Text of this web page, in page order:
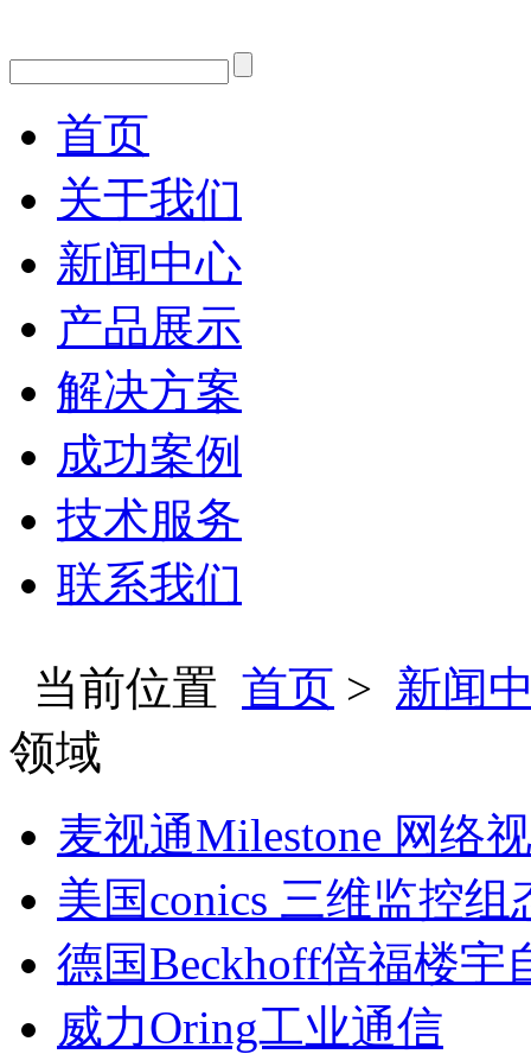
首页
关于我们
新闻中心
产品展示
解决方案
成功案例
技术服务
联系我们
当前位置 首页 > 新闻
领域
麦视通Milestone 网络
美国conics 三维监控组
德国Beckhoff倍福楼宇
威力Oring工业通信